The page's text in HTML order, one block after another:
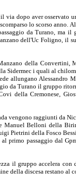
via dopo aver
lo scorso anno.
da Turano, ma
dell'Uc Foligno, il
della Convertini,
Sidermec i quali al
allungano Alessandro
da Turano il gruppo
della Cremonese,
vengono raggiunti da
Manuel Belloni della
Pietrini della Fosco
primo passaggio dal
il gruppo accelera
della discesa restano